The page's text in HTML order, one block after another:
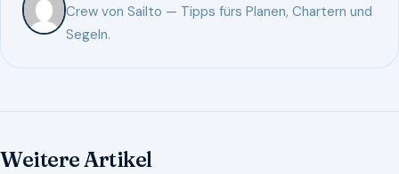
Crew von Sailto — Tipps fürs Planen, Chartern und
Segeln.
Weitere Artikel